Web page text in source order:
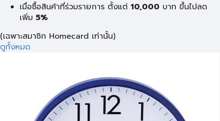
เมื่อซื้อสินค้าที่ร่วมรายการ ตั้งแต่ 10,000 บาท ขึ้นไปลด
เพิ่ม 5%
(เฉพาะสมาชิก Homecard เท่านั้น)
ดูทั้งหมด